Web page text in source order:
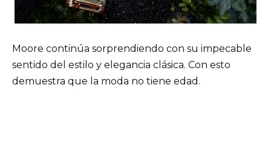
Moore continúa sorprendiendo con su impecable
sentido del estilo y elegancia clásica. Con esto
demuestra que la moda no tiene edad.